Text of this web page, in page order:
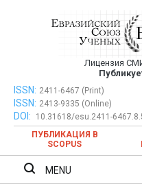
публикация
Лицензия
Евразийский Союз
ISSN: 2411-6467 (Print)
ISSN: 2413-9335 (Online)
DOI:
10.31618/esu.2411-
ПУБЛИКАЦИЯ В
SCOPUS
MENU